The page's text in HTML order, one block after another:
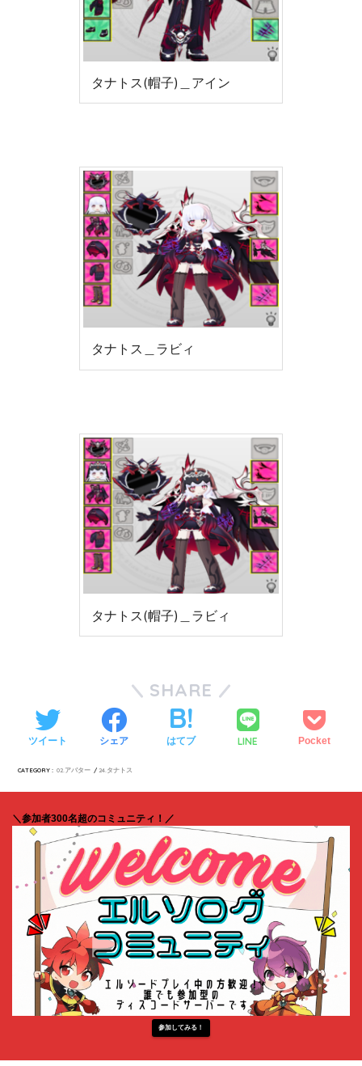
タナトス(帽子)＿アイン
タナトス＿ラビィ
タナトス(帽子)＿ラビィ
SHARE
ツイート シェア はてブ LINE Pocket
CATEGORY : 02.アバター 24.タナトス
＼参加者300名超のコミュニティ！／
参加してみる！